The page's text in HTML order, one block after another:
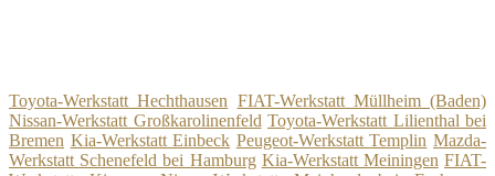
Toyota-Werkstatt Hechthausen FIAT-Werkstatt Müllheim (Baden)
Nissan-Werkstatt Großkarolinenfeld Toyota-Werkstatt Lilienthal bei
Bremen Kia-Werkstatt Einbeck Peugeot-Werkstatt Templin Mazda-
Werkstatt Schenefeld bei Hamburg Kia-Werkstatt Meiningen FIAT-